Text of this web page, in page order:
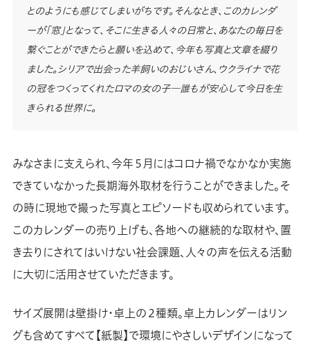
とのようにも感じてしまいがちです。そんなとき、このカレンダ
ーが「窓」となって、そこに生きる人々の日常と、あなたの毎日を
繋ぐことができたらと願いを込めて、今年も写真と文章を綴り
ました。シリアで出会った羊飼いのおじいさん、ウクライナで花
の冠をつくってくれたロマの女の子―誰もが安心して今日を生
きられる世界に。
みなさまに支えられ、今年５月にはコロナ禍でなかなか実施
できていなかった長期海外取材を行うことができました。そ
の時に現地で撮った写真とエピソードも収められています。
このカレンダーの売り上げも、各地への継続的な取材や、置
き去りにされてはいけない社会課題、人々の声を伝える活動
に大切に活用させていただきます。
サイズ展開は壁掛け・卓上の２種類。卓上カレンダーはリン
グも含めてすべて【紙製】で環境にやさしいデザインになって